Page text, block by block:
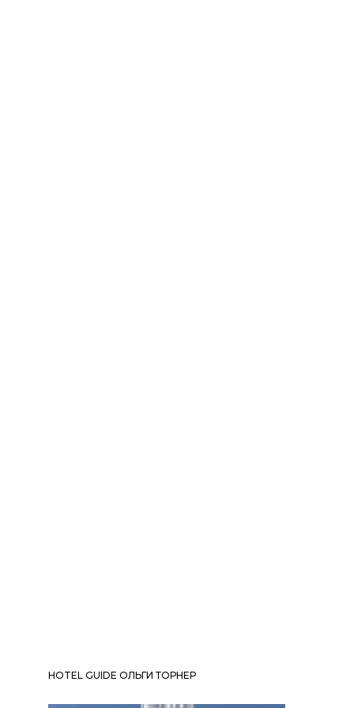
HOTEL GUIDE ОЛЬГИ ТОРНЕР